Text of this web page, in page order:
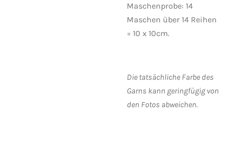
Maschenprobe: 14
Maschen über 14 Reihen
= 10 x 10cm.
Die tatsächliche Farbe des
Garns kann geringfügig von
den Fotos abweichen.